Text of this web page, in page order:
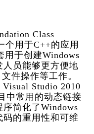
Class
个用于C++的应用
用于创建Windows
员能够更方便地
件操作等工作。
Studio 2010
中常用的动态链接
简化了Windows
的重用性和可维